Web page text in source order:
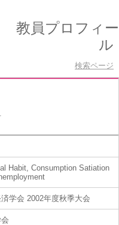
教員プロフィー
ル
検索ページ
Habit, Consumption Satiation
済学会 2002年度秋季大会